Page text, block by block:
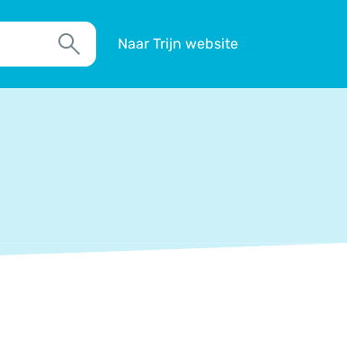
Zoek
Naar Trijn website